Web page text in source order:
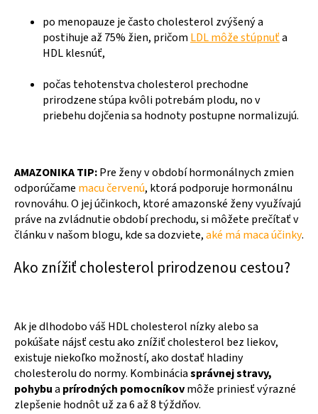
po menopauze je často cholesterol zvýšený a
postihuje až 75% žien, pričomLDL môže stúpnuťa
HDL klesnúť,
počas tehotenstva cholesterol prechodne
prirodzene stúpa kvôli potrebám plodu, no v
priebehu dojčenia sa hodnoty postupne normalizujú.
AMAZONIKA TIP:Pre ženy v období hormonálnych zmien
odporúčame macu červenú, ktorá podporuje hormonálnu
rovnováhu. O jej účinkoch, ktoré amazonské ženy využívajú
práve na zvládnutie období prechodu, si môžete prečítať v
článku v našom blogu, kde sa dozviete,aké má maca účinky.
Ako znížiť cholesterol prirodzenou cestou?
Ak je dlhodobo váš HDL cholesterol nízky alebo sa
pokúšate nájsť cestu ako znížiť cholesterol bez liekov,
existuje niekoľko možností, ako dostať hladiny
cholesterolu do normy. Kombináciasprávnej stravy,
pohybuaprírodných pomocníkovmôže priniesť výrazné
zlepšenie hodnôt už za 6 až 8 týždňov.